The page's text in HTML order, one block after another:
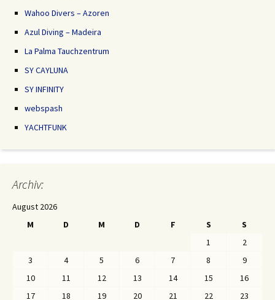
Wahoo Divers – Azoren
Azul Diving – Madeira
La Palma Tauchzentrum
SY CAYLUNA
SY INFINITY
webspash
YACHTFUNK
Archiv:
August 2026
M
D M D F S
S
1
2
3
4 5 6 7 8
9
10
11 12 13 14 15
16
17
18 19 20 21 22 23